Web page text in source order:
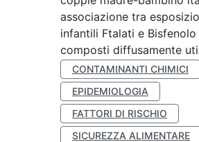
associazione tra
infantili Ftalati e Bisfenolo
composti diffusamente
CONTAMINANTI CHIMICI
EPIDEMIOLOGIA
FATTORI DI RISCHIO
SICUREZZA ALIMENTARE